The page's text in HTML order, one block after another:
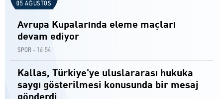
05 AĞUSTOS
Avrupa Kupalarında eleme maçları
devam ediyor
SPOR - 16:54
Kallas, Türkiye'ye uluslararası hukuka
saygı gösterilmesi konusunda bir mesaj